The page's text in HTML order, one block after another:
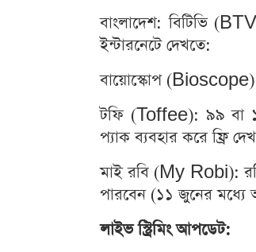
বাংলাদেশ: বিটিভি
ইন্টারনেটে দেখতে:
বায়োস্কোপ (Bioscope):
টফি (Toffee): ৯৯ বা ১২৯
প্যাক ব্যবহার করে ফ্রি
মাই রবি (My Robi):
পারবেন (১১ জুনের মধ্যে
লাইভ স্ট্রিমিং আপডেট: